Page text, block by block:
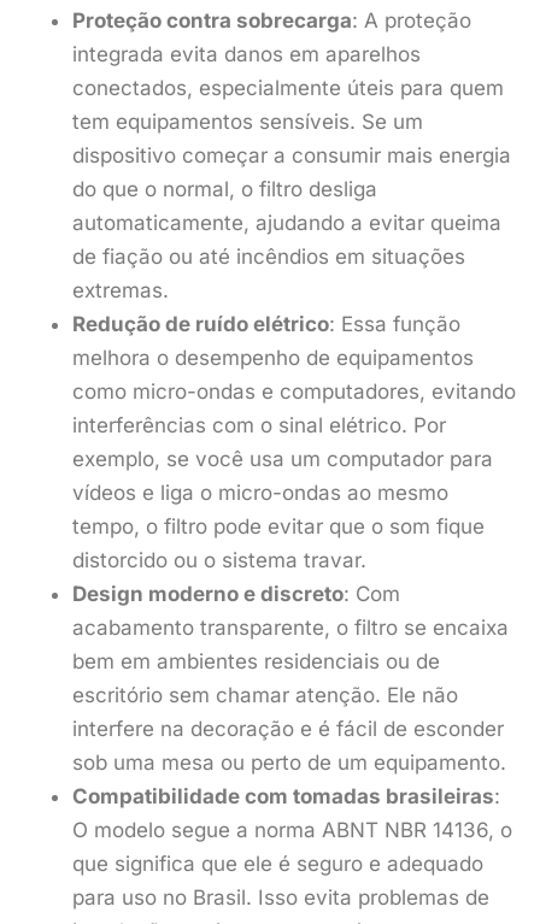
Proteção contra sobrecarga: A proteção
integrada evita danos em aparelhos
conectados, especialmente úteis para quem
tem equipamentos sensíveis. Se um
dispositivo começar a consumir mais energia
do que o normal, o filtro desliga
automaticamente, ajudando a evitar queima
de fiação ou até incêndios em situações
extremas.
Redução de ruído elétrico: Essa função
melhora o desempenho de equipamentos
como micro-ondas e computadores, evitando
interferências com o sinal elétrico. Por
exemplo, se você usa um computador para
vídeos e liga o micro-ondas ao mesmo
tempo, o filtro pode evitar que o som fique
distorcido ou o sistema travar.
Design moderno e discreto: Com
acabamento transparente, o filtro se encaixa
bem em ambientes residenciais ou de
escritório sem chamar atenção. Ele não
interfere na decoração e é fácil de esconder
sob uma mesa ou perto de um equipamento.
Compatibilidade com tomadas brasileiras:
O modelo segue a norma ABNT NBR 14136, o
que significa que ele é seguro e adequado
para uso no Brasil. Isso evita problemas de